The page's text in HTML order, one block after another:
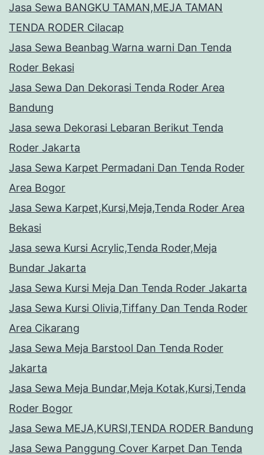
Jasa Sewa BANGKU TAMAN,MEJA TAMAN
TENDA RODER Cilacap
Jasa Sewa Beanbag Warna warni Dan Tenda
Roder Bekasi
Jasa Sewa Dan Dekorasi Tenda Roder Area
Bandung
Jasa sewa Dekorasi Lebaran Berikut Tenda
Roder Jakarta
Jasa Sewa Karpet Permadani Dan Tenda Roder
Area Bogor
Jasa Sewa Karpet,Kursi,Meja,Tenda Roder Area
Bekasi
Jasa sewa Kursi Acrylic,Tenda Roder,Meja
Bundar Jakarta
Jasa Sewa Kursi Meja Dan Tenda Roder Jakarta
Jasa Sewa Kursi Olivia,Tiffany Dan Tenda Roder
Area Cikarang
Jasa Sewa Meja Barstool Dan Tenda Roder
Jakarta
Jasa Sewa Meja Bundar,Meja Kotak,Kursi,Tenda
Roder Bogor
Jasa Sewa MEJA,KURSI,TENDA RODER Bandung
Jasa Sewa Panggung Cover Karpet Dan Tenda